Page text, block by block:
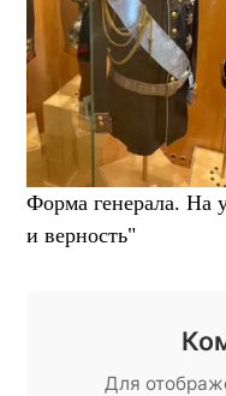
Форма генерала. На
и верность"
Для